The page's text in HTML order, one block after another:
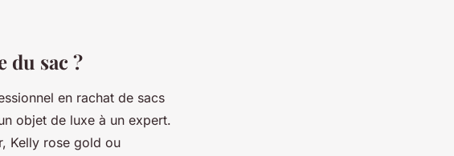
du sac ?
en rachat de sacs
objet de luxe à un expert.
Kelly rose gold ou